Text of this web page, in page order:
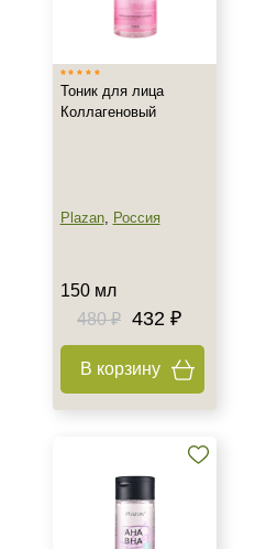
Все типы кожи
Жирная
Возраст
Любой возраст (от 18 лет)
После 20
Показать еще
Действие
Осветление
Тоник для лица
Коллагеновый
Plazan, Россия
150 мл
480 ₽ 432 ₽
В корзину